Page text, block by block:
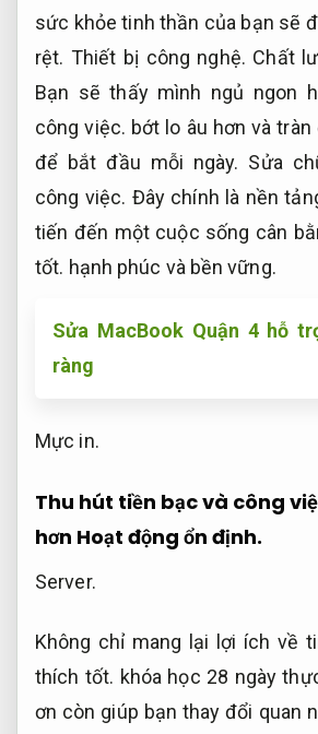
sức khỏe tinh thần của bạn sẽ
rệt. Thiết bị công nghệ. Chất
Bạn sẽ thấy mình ngủ ngon
công việc. bớt lo âu hơn và
để bắt đầu mỗi ngày. Sửa
công việc. Đây chính là nền
tiến đến một cuộc sống cân
tốt. hạnh phúc và bền vững.
Sửa MacBook Quận 4 hỗ
ràng
Mực in.
Thu hút tiền bạc và công
hơn Hoạt động ổn định.
Server.
Không chỉ mang lại lợi ích về
thích tốt. khóa học 28 ngày
ơn còn giúp bạn thay đổi quan